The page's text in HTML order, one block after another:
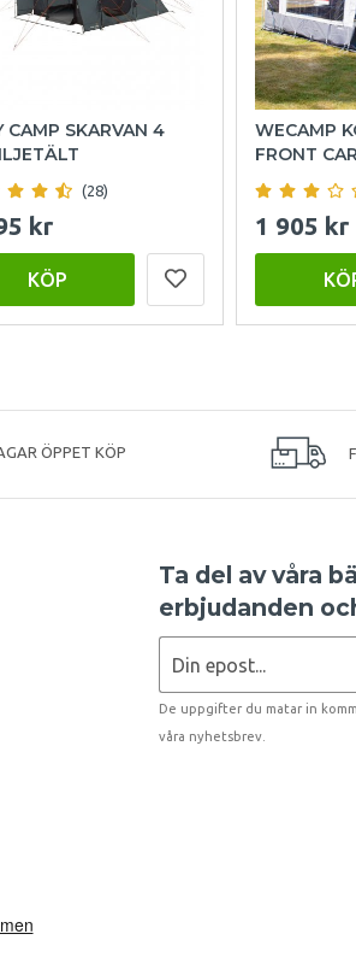
CAMP SKARVAN 4
(28)
kr
KÖP
WECAMP
FRONT
1 905 kr
ÖPPET KÖP
Ta del av våra
erbjudanden
De uppgifter du matar in
våra nyhetsbrev.